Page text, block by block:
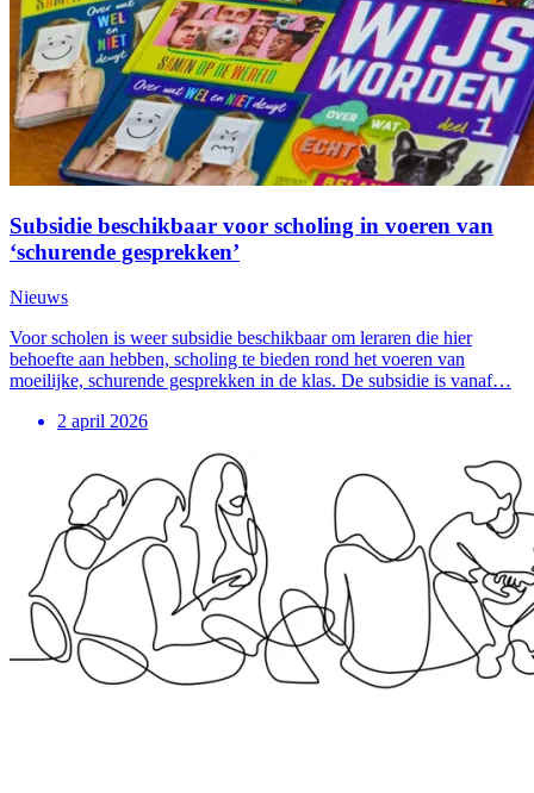
Subsidie beschikbaar voor scholing in voeren van
‘schurende gesprekken’
Nieuws
Voor scholen is weer subsidie beschikbaar om leraren die hier
behoefte aan hebben, scholing te bieden rond het voeren van
moeilijke, schurende gesprekken in de klas. De subsidie is vanaf…
2 april 2026